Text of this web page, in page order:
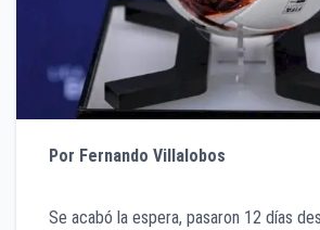
Por Fernando Villalobos
Se acabó la espera, pasaron 12 días